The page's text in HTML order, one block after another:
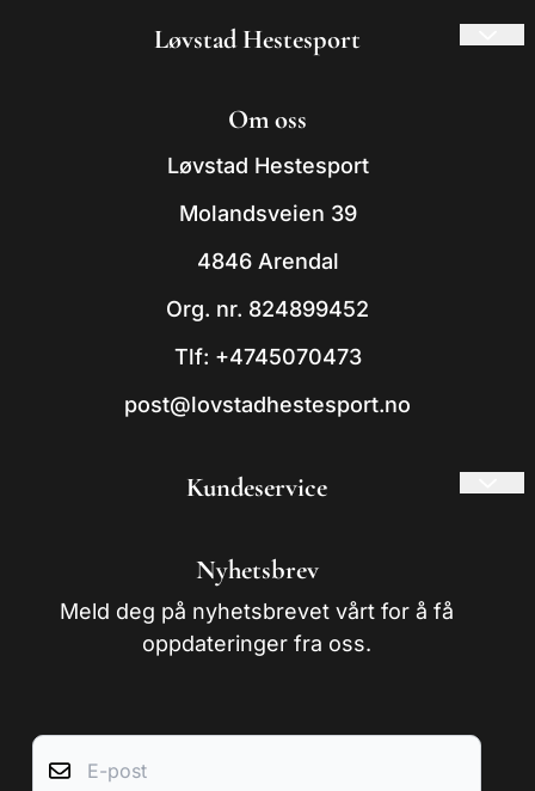
Løvstad Hestesport
- Powered by Mystore.no
Om oss
Løvstad Hestesport
Molandsveien 39
4846 Arendal
Org. nr. 824899452
Tlf: +4745070473
post@lovstadhestesport.no
Kundeservice
Om oss
Kontakt oss
Nyhetsbrev
Meld deg på nyhetsbrevet vårt for å få
oppdateringer fra oss.